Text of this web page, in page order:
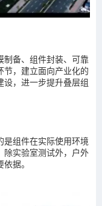
制备、组件封装、可靠
节，建立面向产业化的
设，进一步提升叠层组
是组件在实际使用环境
除实验室测试外，户外
据。